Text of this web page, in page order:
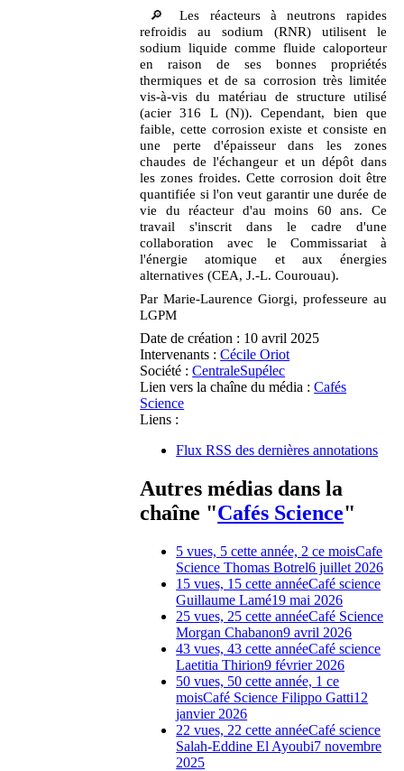
🔎 Les réacteurs à neutrons rapides
refroidis au sodium (RNR) utilisent le
sodium liquide comme fluide caloporteur
en raison de ses bonnes propriétés
thermiques et de sa corrosion très limitée
vis-à-vis du matériau de structure utilisé
(acier 316 L (N)). Cependant, bien que
faible, cette corrosion existe et consiste en
une perte d'épaisseur dans les zones
chaudes de l'échangeur et un dépôt dans
les zones froides. Cette corrosion doit être
quantifiée si l'on veut garantir une durée de
vie du réacteur d'au moins 60 ans. Ce
travail s'inscrit dans le cadre d'une
collaboration avec le Commissariat à
l'énergie atomique et aux énergies
alternatives (CEA, J.-L. Courouau).
Par Marie-Laurence Giorgi, professeure au
LGPM
Date de création : 10 avril 2025
Intervenants : Cécile Oriot
Société : CentraleSupélec
Lien vers la chaîne du média : Cafés
Science
Liens :
Flux RSS des dernières annotations
Autres médias dans la
chaîne "Cafés Science"
5 vues, 5 cette année, 2 ce moisCafe
Science Thomas Botrel6 juillet 2026
15 vues, 15 cette annéeCafé science
Guillaume Lamé19 mai 2026
25 vues, 25 cette annéeCafé Science
Morgan Chabanon9 avril 2026
43 vues, 43 cette annéeCafé science
Laetitia Thirion9 février 2026
50 vues, 50 cette année, 1 ce
moisCafé Science Filippo Gatti12
janvier 2026
22 vues, 22 cette annéeCafé science
Salah-Eddine El Ayoubi7 novembre
2025